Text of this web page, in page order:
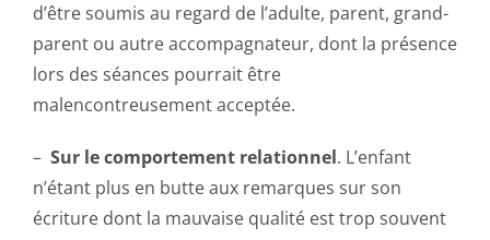
d’être soumis au regard de l’adulte, parent, grand-
parent ou autre accompagnateur, dont la présence
lors des séances pourrait être
malencontreusement acceptée.
– Sur le comportement relationnel. L’enfant
n’étant plus en butte aux remarques sur son
écriture dont la mauvaise qualité est trop souvent